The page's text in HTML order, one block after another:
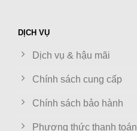
DỊCH VỤ
Dịch vụ & hậu mãi
Chính sách cung cấp
Chính sách bảo hành
Phương thức thanh toán